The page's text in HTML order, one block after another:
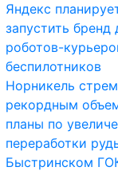
Яндекс
запустить бренд
роботов-
беспилотников
Норникель
рекордным
планы по
переработки
Быстринском